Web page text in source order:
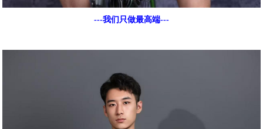
---我们只做最高端---